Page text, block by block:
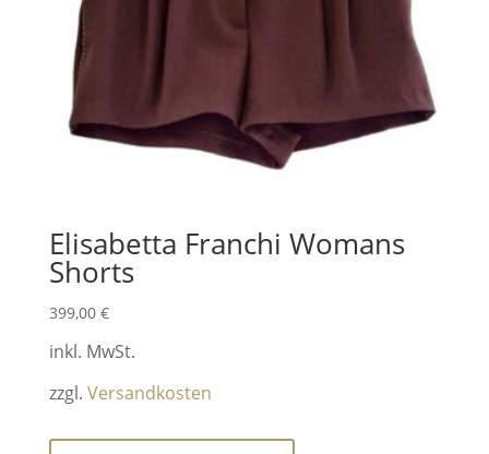
Elisabetta Franchi Womans
Shorts
399,00 €
inkl. MwSt.
zzgl. Versandkosten
Dieses